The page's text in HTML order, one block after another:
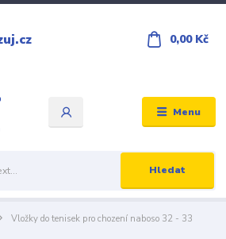
Menu
Hledat
0,00 Kč
Vložky do tenisek pro chození naboso 32 - 33